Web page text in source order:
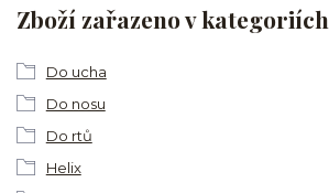
Zboží zařazeno v kategoriích
Do ucha
Do nosu
Do rtů
Helix